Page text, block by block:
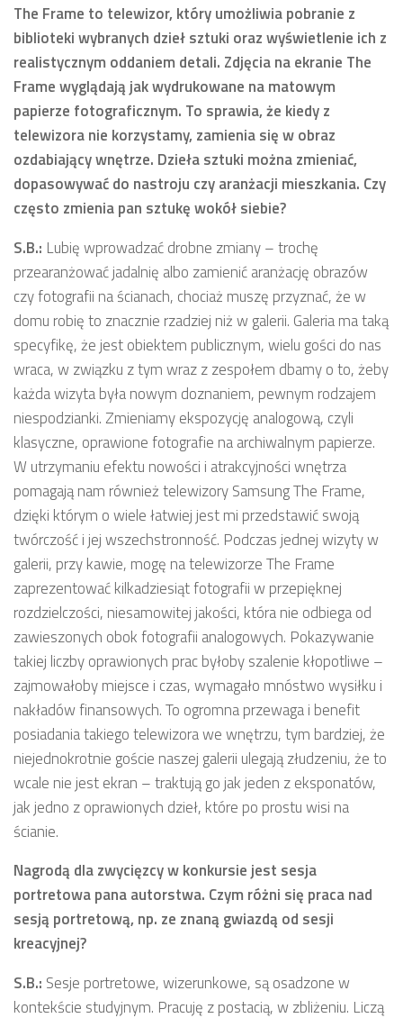
The Frame to telewizor, który umożliwia pobranie z
biblioteki wybranych dzieł sztuki oraz wyświetlenie ich z
realistycznym oddaniem detali. Zdjęcia na ekranie The
Frame wyglądają jak wydrukowane na matowym
papierze fotograficznym. To sprawia, że kiedy z
telewizora nie korzystamy, zamienia się w obraz
ozdabiający wnętrze. Dzieła sztuki można zmieniać,
dopasowywać do nastroju czy aranżacji mieszkania. Czy
często zmienia pan sztukę wokół siebie?
S.B.: Lubię wprowadzać drobne zmiany – trochę
przearanżować jadalnię albo zamienić aranżację obrazów
czy fotografii na ścianach, chociaż muszę przyznać, że w
domu robię to znacznie rzadziej niż w galerii. Galeria ma taką
specyfikę, że jest obiektem publicznym, wielu gości do nas
wraca, w związku z tym wraz z zespołem dbamy o to, żeby
każda wizyta była nowym doznaniem, pewnym rodzajem
niespodzianki. Zmieniamy ekspozycję analogową, czyli
klasyczne, oprawione fotografie na archiwalnym papierze.
W utrzymaniu efektu nowości i atrakcyjności wnętrza
pomagają nam również telewizory Samsung The Frame,
dzięki którym o wiele łatwiej jest mi przedstawić swoją
twórczość i jej wszechstronność. Podczas jednej wizyty w
galerii, przy kawie, mogę na telewizorze The Frame
zaprezentować kilkadziesiąt fotografii w przepięknej
rozdzielczości, niesamowitej jakości, która nie odbiega od
zawieszonych obok fotografii analogowych. Pokazywanie
takiej liczby oprawionych prac byłoby szalenie kłopotliwe –
zajmowałoby miejsce i czas, wymagało mnóstwo wysiłku i
nakładów finansowych. To ogromna przewaga i benefit
posiadania takiego telewizora we wnętrzu, tym bardziej, że
niejednokrotnie goście naszej galerii ulegają złudzeniu, że to
wcale nie jest ekran – traktują go jak jeden z eksponatów,
jak jedno z oprawionych dzieł, które po prostu wisi na
ścianie.
Nagrodą dla zwycięzcy w konkursie jest sesja
portretowa pana autorstwa. Czym różni się praca nad
sesją portretową, np. ze znaną gwiazdą od sesji
kreacyjnej?
S.B.: Sesje portretowe, wizerunkowe, są osadzone w
kontekście studyjnym. Pracuję z postacią, w zbliżeniu. Liczą